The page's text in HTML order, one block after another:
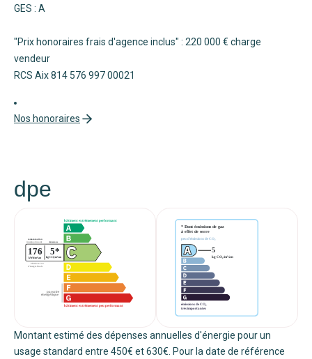
GES : A
"Prix honoraires frais d'agence inclus" : 220 000 € charge
vendeur
RCS Aix 814 576 997 00021
Nos honoraires
dpe
Montant estimé des dépenses annuelles d'énergie pour un
usage standard entre 450€ et 630€. Pour la date de référence